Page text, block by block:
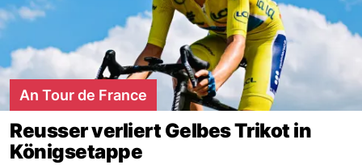
An Tour de France
Reusser verliert Gelbes Trikot in
Königsetappe